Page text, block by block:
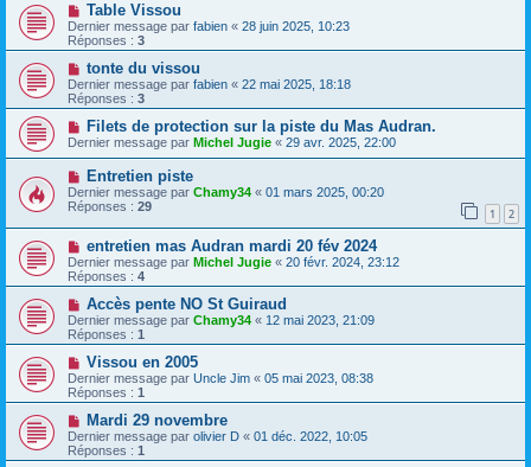
Table Vissou
Dernier message par fabien « 28 juin 2025, 10:23
Réponses : 3
tonte du vissou
Dernier message par fabien « 22 mai 2025, 18:18
Réponses : 3
Filets de protection sur la piste du Mas Audran.
Dernier message par Michel Jugie « 29 avr. 2025, 22:00
Entretien piste
Dernier message par Chamy34 « 01 mars 2025, 00:20
Réponses : 29 1 2
entretien mas Audran mardi 20 fév 2024
Dernier message par Michel Jugie « 20 févr. 2024, 23:12
Réponses : 4
Accès pente NO St Guiraud
Dernier message par Chamy34 « 12 mai 2023, 21:09
Réponses : 1
Vissou en 2005
Dernier message par Uncle Jim « 05 mai 2023, 08:38
Réponses : 1
Mardi 29 novembre
Dernier message par olivier D « 01 déc. 2022, 10:05
Réponses : 1